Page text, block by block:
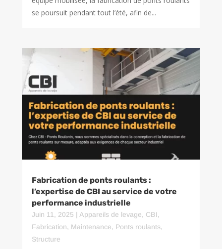
se poursuit pendant tout l’été, afin de...
Fabrication de ponts roulants :
l’expertise de CBI au service de votre
performance industrielle
Juin 11, 2025 | Appareils de levage, CBI,
Fabrication, Maintenance, Ponts roulants,
Structure